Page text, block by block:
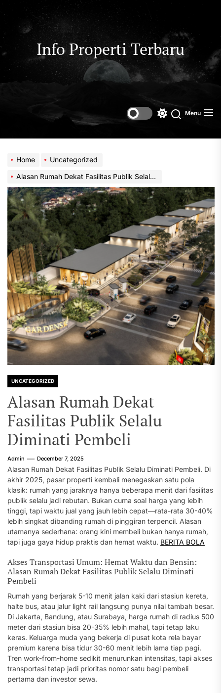
to
content
Info Properti Terbaru
Switch
mode
Menu
Home
Uncategorized
Alasan Rumah Dekat Fasilitas Publik Selalu Diminati Pembeli
UNCATEGORIZED
Alasan Rumah Dekat
Fasilitas Publik Selalu
Diminati Pembeli
Admin December 7, 2025
Alasan Rumah Dekat Fasilitas Publik Selalu Diminati Pembeli. Di
akhir 2025, pasar properti kembali menegaskan satu pola
klasik: rumah yang jaraknya hanya beberapa menit dari fasilitas
publik selalu jadi rebutan. Bukan cuma soal harga yang lebih
tinggi, tapi waktu jual yang jauh lebih cepat—rata-rata 30-40%
lebih singkat dibanding rumah di pinggiran terpencil. Alasan
utamanya sederhana: orang kini membeli bukan hanya rumah,
tapi juga gaya hidup praktis dan hemat waktu. BERITA BOLA
Akses Transportasi Umum: Hemat Waktu dan Bensin:
Alasan Rumah Dekat Fasilitas Publik Selalu Diminati
Pembeli
Rumah yang berjarak 5-10 menit jalan kaki dari stasiun kereta,
halte bus, atau jalur light rail langsung punya nilai tambah besar.
Di Jakarta, Bandung, atau Surabaya, harga rumah di radius 500
meter dari stasiun bisa 20-35% lebih mahal, tapi tetap laku
keras. Keluarga muda yang bekerja di pusat kota rela bayar
premium karena bisa tidur 30-60 menit lebih lama tiap pagi.
Tren work-from-home sedikit menurunkan intensitas, tapi akses
transportasi tetap jadi prioritas nomor satu bagi pembeli
pertama dan investor sewa.